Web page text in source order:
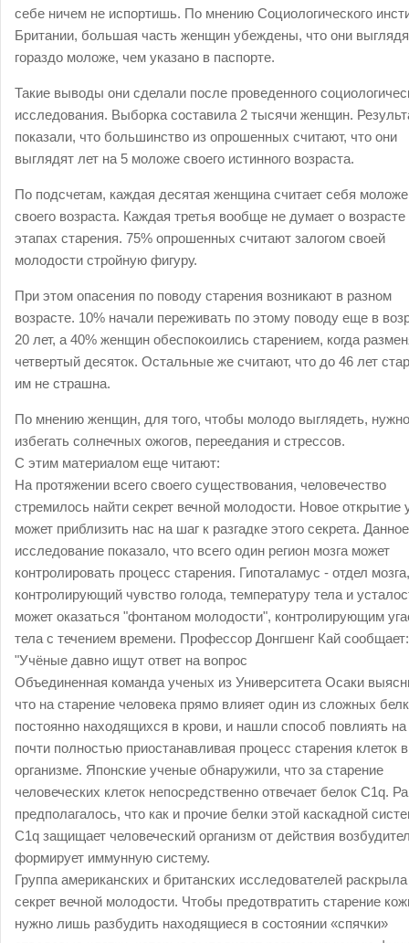
себе ничем не испортишь. По мнению Социологического
Британии, большая часть женщин убеждены, что они
гораздо моложе, чем указано в паспорте.
Такие выводы они сделали после проведенного
исследования. Выборка составила 2 тысячи женщин.
показали, что большинство из опрошенных считают, что они
выглядят лет на 5 моложе своего истинного возраста.
По подсчетам, каждая десятая женщина считает себя моложе
своего возраста. Каждая третья вообще не думает о возрасте
этапах старения. 75% опрошенных считают залогом своей
молодости стройную фигуру.
При этом опасения по поводу старения возникают в разном
возрасте. 10% начали переживать по этому поводу еще в
20 лет, а 40% женщин обеспокоились старением, когда
четвертый десяток. Остальные же считают, что до 46 лет
им не страшна.
По мнению женщин, для того, чтобы молодо выглядеть, нужно
избегать солнечных ожогов, переедания и стрессов.
С этим материалом еще читают:
На протяжении всего своего существования, человечество
стремилось найти секрет вечной молодости. Новое открытие
может приблизить нас на шаг к разгадке этого секрета. Данное
исследование показало, что всего один регион мозга может
контролировать процесс старения. Гипоталамус - отдел мозга,
контролирующий чувство голода, температуру тела и
может оказаться "фонтаном молодости", контролирующим
тела с течением времени. Профессор Донгшенг Кай сообщает:
"Учёные давно ищут ответ на вопрос
Объединенная команда ученых из Университета Осаки
что на старение человека прямо влияет один из сложных
постоянно находящихся в крови, и нашли способ повлиять на
почти полностью приостанавливая процесс старения клеток в
организме. Японские ученые обнаружили, что за старение
человеческих клеток непосредственно отвечает белок C1q.
предполагалось, что как и прочие белки этой каскадной
C1q защищает человеческий организм от действия
формирует иммунную систему.
Группа американских и британских исследователей раскрыла
секрет вечной молодости. Чтобы предотвратить старение
нужно лишь разбудить находящиеся в состоянии «спячки»